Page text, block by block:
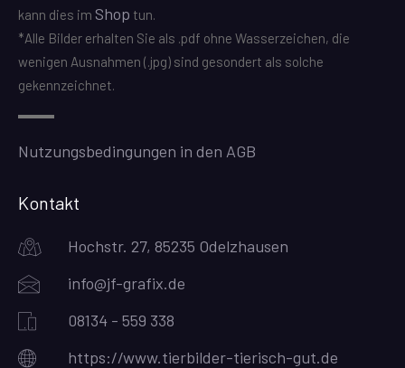
kann dies im Shop tun.
*Alle Bilder erhalten Sie als .pdf ohne Wasserzeichen, die
wenigen Ausnahmen (.jpg) sind gesondert als solche
gekennzeichnet.
Nutzungsbedingungen in den AGB
Kontakt
Hochstr. 27, 85235 Odelzhausen
info@jf-grafix.de
08134 - 559 338
https://www.tierbilder-tierisch-gut.de